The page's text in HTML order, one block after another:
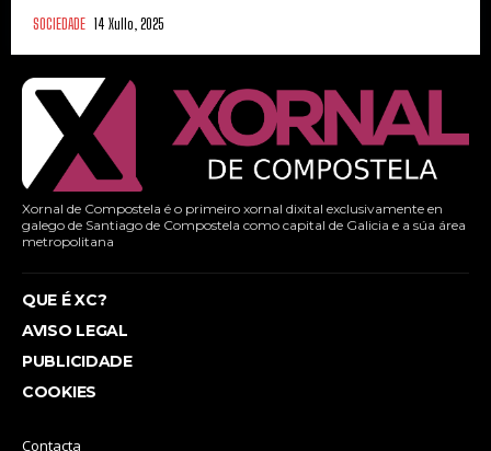
SOCIEDADE 14 Xullo, 2025
Xornal de Compostela é o primeiro xornal dixital exclusivamente en
galego de Santiago de Compostela como capital de Galicia e a súa área
metropolitana
QUE É XC?
AVISO LEGAL
PUBLICIDADE
COOKIES
Contacta